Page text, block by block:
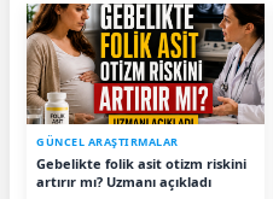
GÜNCEL ARAŞTIRMALAR
Gebelikte folik asit otizm riskini
artırır mı? Uzmanı açıkladı